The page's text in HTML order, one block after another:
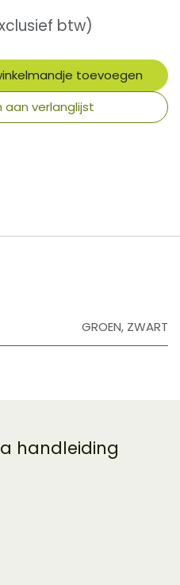
btw)
toevoegen
aan verlanglijst
GROEN, ZWART
handleiding